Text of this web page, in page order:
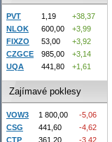
PVT 1,19
+38,37
NLOK
600,00
+3,99
FIXZO
53,00
+3,92
CZGCE
985,00
+3,14
UQA
441,80 +1,61
Zajímavé poklesy
VOW3 1 800,00
-5,06
CSG
441,60
-4,62
CTP
361,20
-3,42